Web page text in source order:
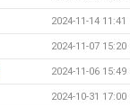
2024-11-14 11:41
2024-11-07 15:20
2024-11-06 15:49
2024-10-31 17:00